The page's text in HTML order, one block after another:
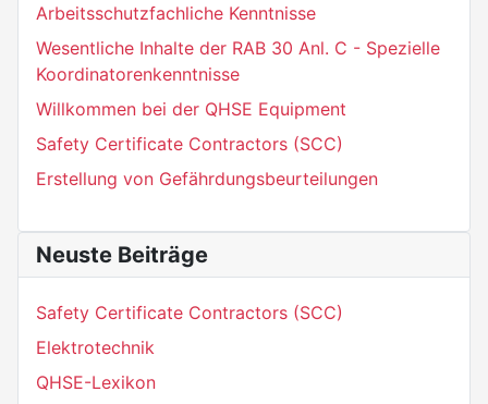
Arbeitsschutzfachliche Kenntnisse
Wesentliche Inhalte der RAB 30 Anl. C - Spezielle
Koordinatorenkenntnisse
Willkommen bei der QHSE Equipment
Safety Certificate Contractors (SCC)
Erstellung von Gefährdungsbeurteilungen
Neuste Beiträge
Safety Certificate Contractors (SCC)
Elektrotechnik
QHSE-Lexikon